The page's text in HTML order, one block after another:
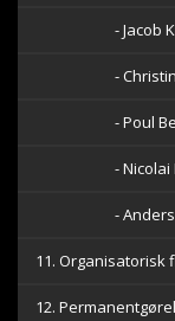
- Jacob
-
- Poul
- Nicolai
-
11. Organisatorisk
12.